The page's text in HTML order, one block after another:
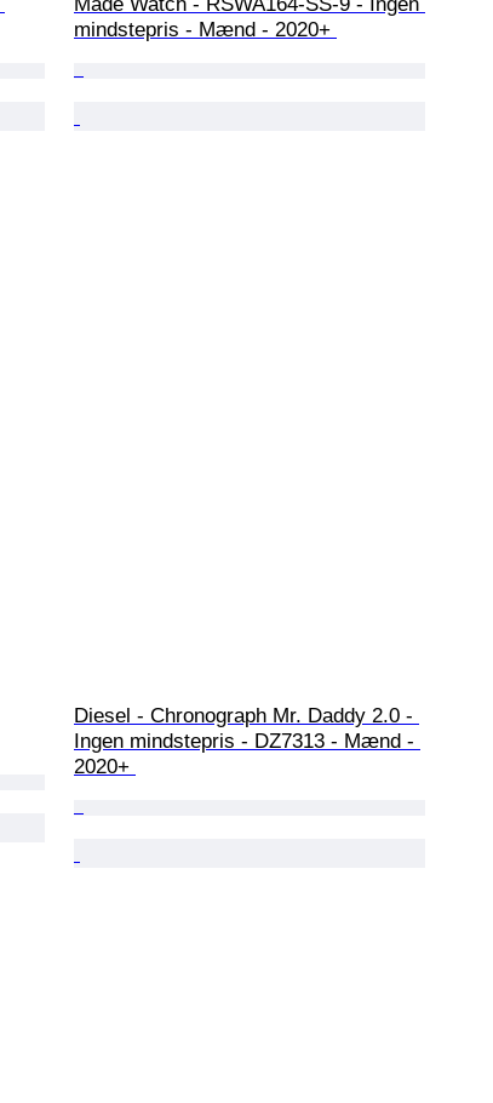
mindstepris - Mænd - 2020+
Diesel - Chronograph Mr. Daddy 2.0 -
Ingen mindstepris - DZ7313 - Mænd -
2020+